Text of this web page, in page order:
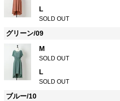
L
SOLD OUT
グリーン/09
M
SOLD OUT
L
SOLD OUT
ブルー/10